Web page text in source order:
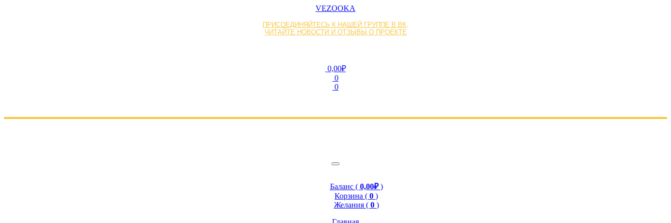
VEZOOKA
ПРИСОЕДИНЯЙТЕСЬ К НАШЕЙ ГРУППЕ В ВК,
ЧИТАЙТЕ НОВОСТИ И ОТЗЫВЫ О ПРОЕКТЕ
0,00₽
0
0
Баланс ( 0,00₽)
Корзина ( 0 )
Желания ( 0 )